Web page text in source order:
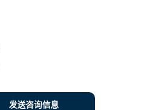
发送咨询信息